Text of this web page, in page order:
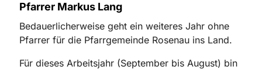
Pfarrer Markus Lang
Bedauerlicherweise geht ein weiteres Jahr ohne
Pfarrer für die Pfarrgemeinde Rosenau ins Land.
Für dieses Arbeitsjahr (September bis August) bin